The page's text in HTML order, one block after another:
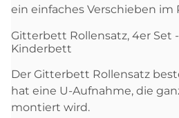
ein einfaches Verschieben im
Gitterbett Rollensatz, 4er Set
Kinderbett
Der Gitterbett Rollensatz
hat eine U-Aufnahme, die
montiert wird.